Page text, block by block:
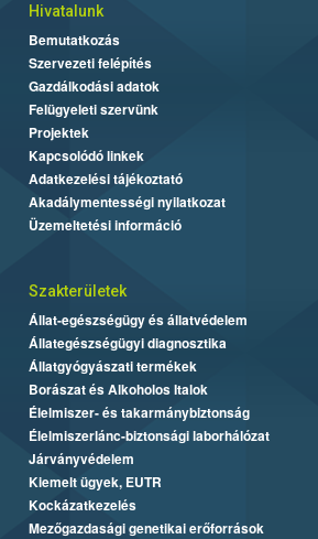
Hivatalunk
Bemutatkozás
Szervezeti felépítés
Gazdálkodási adatok
Felügyeleti szervünk
Projektek
Kapcsolódó linkek
Adatkezelési tájékoztató
Akadálymentességi nyilatkozat
Üzemeltetési információ
Szakterületek
Állat-egészségügy és állatvédelem
Állategészségügyi diagnosztika
Állatgyógyászati termékek
Borászat és Alkoholos Italok
Élelmiszer- és takarmánybiztonság
Élelmiszerlánc-biztonsági laborhálózat
Járványvédelem
Kiemelt ügyek, EUTR
Kockázatkezelés
Mezőgazdasági genetikai erőforrások